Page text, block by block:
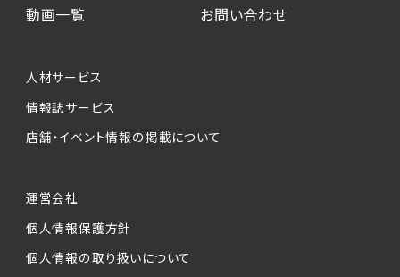
動画一覧
お問い合わせ
人材サービス
情報誌サービス
店舗・イベント情報の掲載について
運営会社
個人情報保護方針
個人情報の取り扱いについて